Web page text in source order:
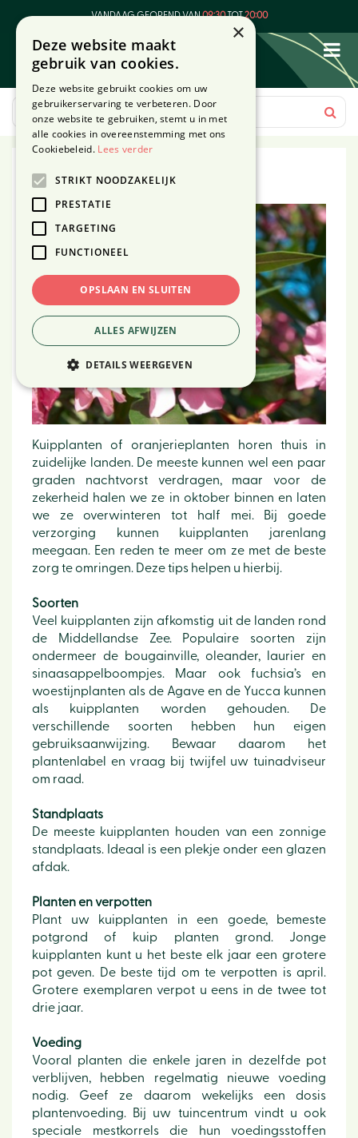
VANDAAG GEOPEND VAN09:30TOT20:00
Kuipplanten
Kuipplanten of oranjerieplanten horen thuis in
zuidelijke landen. De meeste kunnen wel een paar
graden nachtvorst verdragen, maar voor de
zekerheid halen we ze in oktober binnen en laten
we ze overwinteren tot half mei. Bij goede
verzorging kunnen kuipplanten jarenlang
meegaan. Een reden te meer om ze met de beste
zorg te omringen. Deze tips helpen u hierbij.
Soorten
Veel kuipplanten zijn afkomstig uit de landen rond
de Middellandse Zee. Populaire soorten zijn
ondermeer de bougainville, oleander, laurier en
sinaasappelboompjes. Maar ook fuchsia’s en
woestijnplanten als de Agave en de Yucca kunnen
als kuipplanten worden gehouden. De
verschillende soorten hebben hun eigen
gebruiksaanwijzing. Bewaar daarom het
plantenlabel en vraag bij twijfel uw tuinadviseur
om raad.
Standplaats
De meeste kuipplanten houden van een zonnige
standplaats. Ideaal is een plekje onder een glazen
afdak.
Planten en verpotten
Plant uw kuipplanten in een goede, bemeste
potgrond of kuip planten grond. Jonge
kuipplanten kunt u het beste elk jaar een grotere
pot geven. De beste tijd om te verpotten is april.
Grotere exemplaren verpot u eens in de twee tot
drie jaar.
Voeding
Vooral planten die enkele jaren in dezelfde pot
verblijven, hebben regelmatig nieuwe voeding
nodig. Geef ze daarom wekelijks een dosis
plantenvoeding. Bij uw tuincentrum vindt u ook
speciale mestkorrels die hun voedingsstoffen
×
Deze website maakt
gebruik van cookies.
Deze website gebruikt cookies om uw
gebruikerservaring te verbeteren. Door
onze website te gebruiken, stemt u in met
alle cookies in overeenstemming met ons
Cookiebeleid. Lees verder
STRIKT NOODZAKELIJK
PRESTATIE
TARGETING
FUNCTIONEEL
OPSLAAN EN SLUITEN
ALLES AFWIJZEN
DETAILS WEERGEVEN